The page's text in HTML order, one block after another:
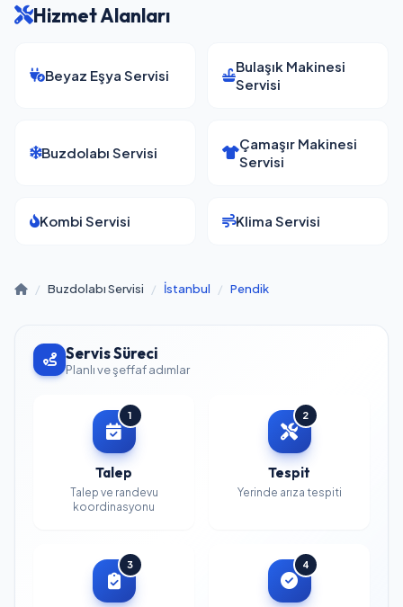
Hizmet Alanları
Beyaz Eşya Servisi
Bulaşık Makinesi
Servisi
Buzdolabı Servisi
Çamaşır Makinesi
Servisi
Kombi Servisi Klima Servisi
/ Buzdolabı Servisi / İstanbul / Pendik
Servis Süreci
Planlı ve şeffaf adımlar
1
Talep
Talep ve randevu
koordinasyonu
2
Tespit
Yerinde arıza tespiti
3 4